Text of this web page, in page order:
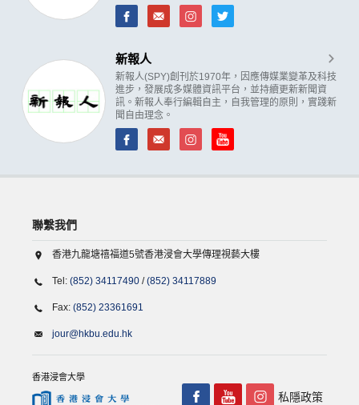
新報人
新報人(SPY)創刊於1970年，因應傳媒業變革及科技
進步，發展成多媒體資訊平台，並持續更新新聞資
訊。新報人奉行編輯自主，自我管理的原則，實踐新
聞自由理念。
聯繫我們
香港九龍塘禧福道5號香港浸會大學傳理視藝大樓
Tel: (852) 34117490 /(852) 34117889
Fax: (852) 23361691
jour@hkbu.edu.hk
香港浸會大學
私隱政策